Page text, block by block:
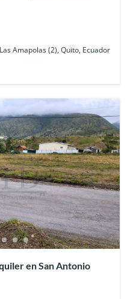
Amapolas (2), Quito, Ecuador
en San Antonio